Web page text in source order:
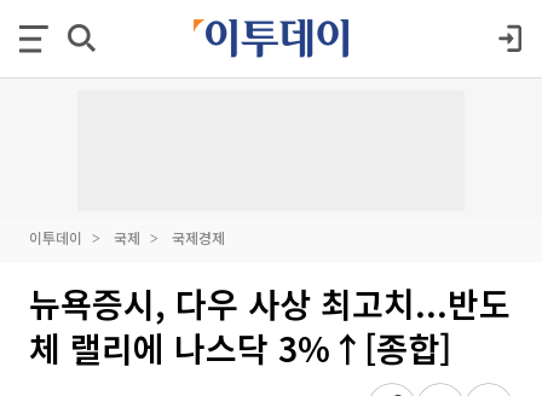
이투데이 국제 국제경제
뉴욕증시, 다우 사상 최고치...반도
체 랠리에 나스닥 3%↑[종합]